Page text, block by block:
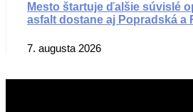
Mesto štartuje ďalšie súvislé
asfalt dostane aj Popradská a
7. augusta 2026